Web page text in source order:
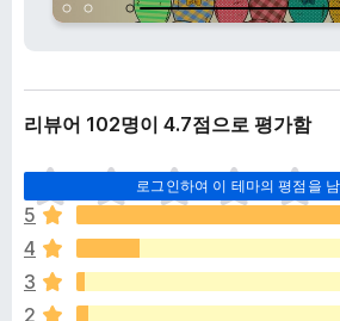
리뷰어 102명이 4.7점으로 평가함
로그인하여 이 테마의 평점을
아
직
평
점
이
없
5
4
3
2